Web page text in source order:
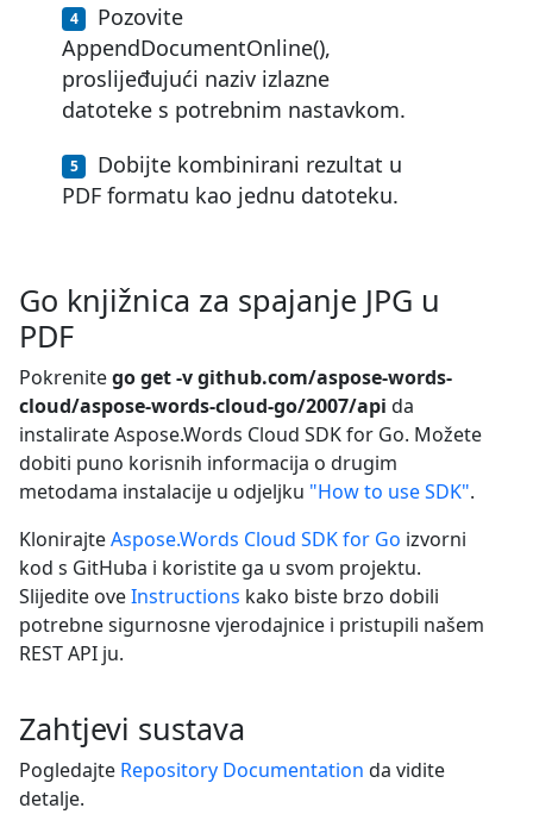
Pozovite
AppendDocumentOnline(),
proslijeđujući naziv izlazne
datoteke s potrebnim nastavkom.
Dobijte kombinirani rezultat u
PDF formatu kao jednu datoteku.
Go knjižnica za spajanje JPG u
PDF
Pokrenitego get -v github.com/aspose-words-
cloud/aspose-words-cloud-go/2007/api da
instalirate Aspose.Words Cloud SDK for Go. Možete
dobiti puno korisnih informacija o drugim
metodama instalacije u odjeljku "How to use SDK".
KlonirajteAspose.Words Cloud SDK for Go izvorni
kod s GitHuba i koristite ga u svom projektu.
Slijedite oveInstructions kako biste brzo dobili
potrebne sigurnosne vjerodajnice i pristupili našem
REST API ju.
Zahtjevi sustava
Pogledajte Repository Documentation da vidite
detalje.